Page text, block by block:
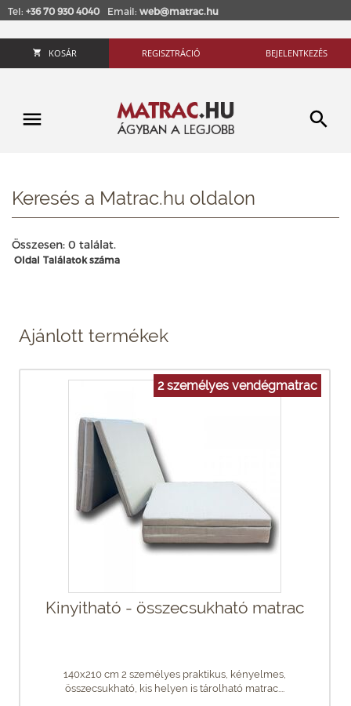
Tel: +36 70 930 4040 Email: web@matrac.hu
KOSÁR REGISZTRÁCIÓ BEJELENTKEZÉS
Keresés a Matrac.hu oldalon
Összesen: 0 találat.
Oldal Találatok száma
Ajánlott termékek
2 személyes vendégmatrac
Kinyitható - összecsukható matrac
140x210 cm 2 személyes praktikus, kényelmes,
összecsukható, kis helyen is tárolható matrac....